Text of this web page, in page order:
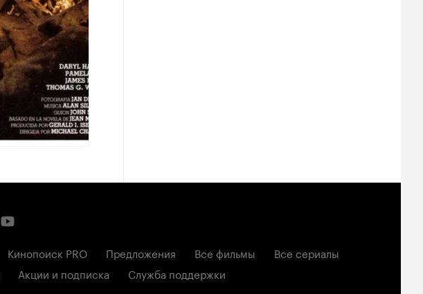
Кинопоиск PRO Предложения Все фильмы
Все сериалы
Акции и подписка Служба поддержки